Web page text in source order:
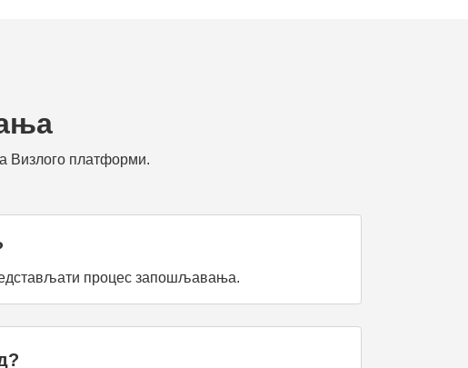
Визлого платформи.
процес запошљавања.